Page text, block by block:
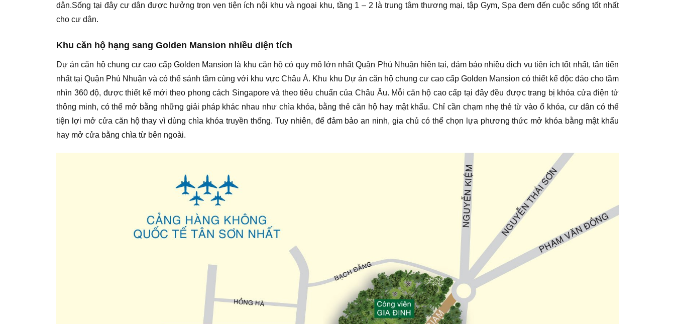
dân.Sống tại đây cư dân được hưởng trọn vẹn tiện ích nội khu và ngoại khu, tầng 1 – 2 là trung tâm thương mại, tập Gym, Spa đem đến cuộc sống tốt nhất
cho cư dân.
Khu căn hộ hạng sang Golden Mansion nhiều diện tích
Dự án căn hộ chung cư cao cấp Golden Mansion là khu căn hộ có quy mô lớn nhất Quận Phú Nhuận hiện tại, đảm bảo nhiều dịch vụ tiện ích tốt nhất, tân tiến
nhất tại Quận Phú Nhuận và có thể sánh tầm cùng với khu vực Châu Á. Khu khu Dự án căn hộ chung cư cao cấp Golden Mansion có thiết kế độc đáo cho tầm
nhìn 360 độ, được thiết kế mới theo phong cách Singapore và theo tiêu chuẩn của Châu Âu. Mỗi căn hộ cao cấp tại đây đều được trang bị khóa cửa điện tử
thông minh, có thể mở bằng những giải pháp khác nhau như chìa khóa, bằng thẻ căn hộ hay mật khẩu. Chỉ cần chạm nhẹ thẻ từ vào ổ khóa, cư dân có thể
tiện lợi mở cửa căn hộ thay vì dùng chìa khóa truyền thống. Tuy nhiên, để đảm bảo an ninh, gia chủ có thể chọn lựa phương thức mở khóa bằng mật khẩu
hay mở cửa bằng chìa từ bên ngoài.